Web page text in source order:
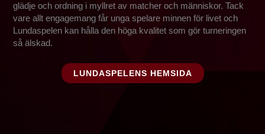
glädje och ordning i myllret av matcher och människor. Tack
vare allt engagemang får unga spelare minnen för livet och
Lundaspelen kan hålla den höga kvalitet som gör turneringen
så älskad.
LUNDASPELENS HEMSIDA